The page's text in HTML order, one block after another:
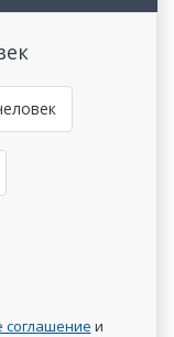
соглашение и